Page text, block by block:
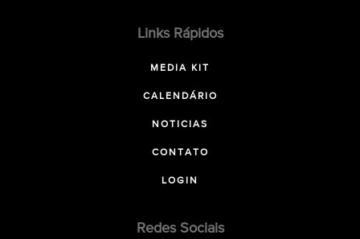
Links Rápidos
MEDIA KIT
CALENDÁRIO
NOTICIAS
CONTATO
LOGIN
Redes Sociais